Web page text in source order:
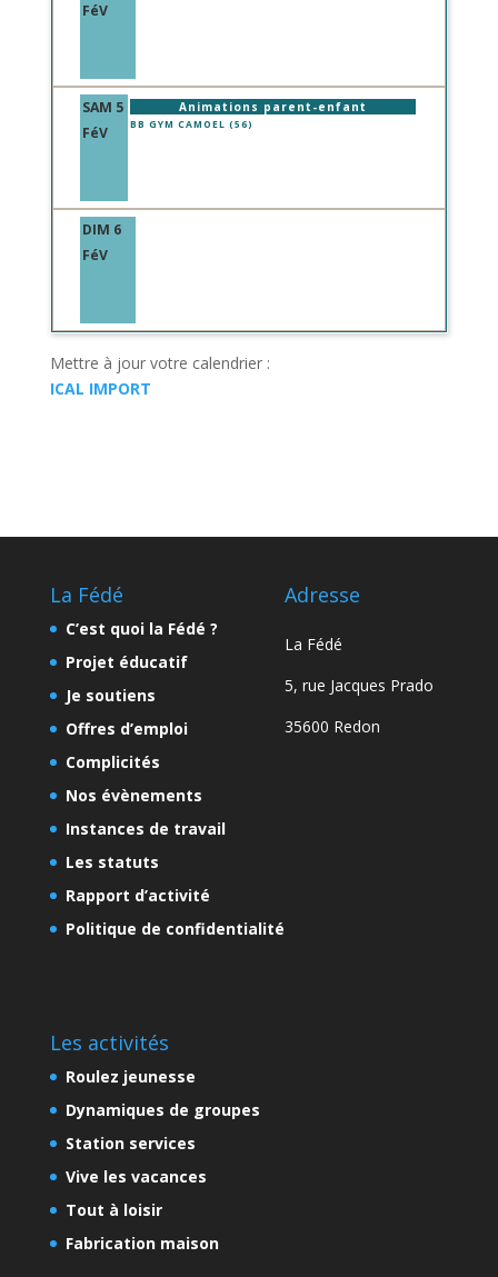
FéV
SAM 5
FéV
Animations parent-enfant
BB GYM CAMOEL (56)
DIM 6
FéV
Mettre à jour votre calendrier :
ICAL IMPORT
La Fédé
C’est quoi la Fédé ?
Projet éducatif
Je soutiens
Offres d’emploi
Complicités
Nos évènements
Instances de travail
Les statuts
Rapport d’activité
Politique de confidentialité
Adresse
La Fédé
5, rue Jacques Prado
35600 Redon
Les activités
Roulez jeunesse
Dynamiques de groupes
Station services
Vive les vacances
Tout à loisir
Fabrication maison